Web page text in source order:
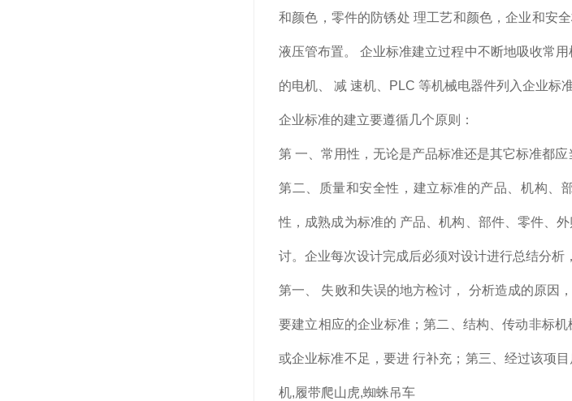
和颜色，零件的防锈处 理工艺和颜色，企业和安
液压管布置。 企业标准建立过程中不断地吸收常
的电机、 减 速机、PLC 等机械电器件列入企业标
企业标准的建立要遵循几个原则：
第 一、常用性，无论是产品标准还是其它标准都
第二、质量和安全性，建立标准的产品、机构、
性，成熟成为标准的 产品、机构、部件、零件、
讨。企业每次设计完成后必须对设计进行总结分析，
第一、 失败和失误的地方检讨， 分析造成的原因
要建立相应的企业标准；第二、结构、传动非标
或企业标准不足，要进 行补充；第三、经过该项
机,履带爬山虎,蜘蛛吊车